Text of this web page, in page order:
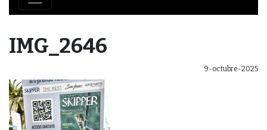
IMG_2646
9-octubre-2025